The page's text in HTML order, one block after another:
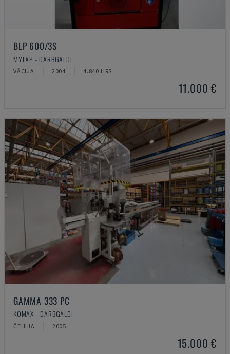
BLP 600/3S
MYLÄP - DARBGALDI
VĀCIJA 2004 4.840 HRS
11.000 €
GAMMA 333 PC
KOMAX - DARBGALDI
ČEHIJA 2005
15.000 €